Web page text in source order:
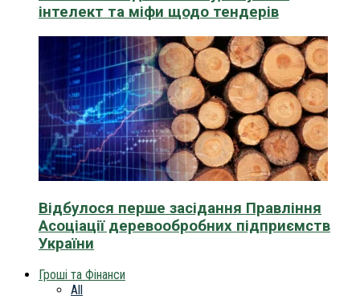
інтелект та міфи щодо тендерів
Відбулося перше засідання Правління
Асоціації деревообробних підприємств
України
Гроші та Фінанси
All